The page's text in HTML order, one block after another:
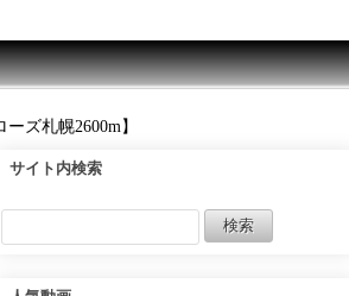
ズ札幌2600m】
サイト内検索